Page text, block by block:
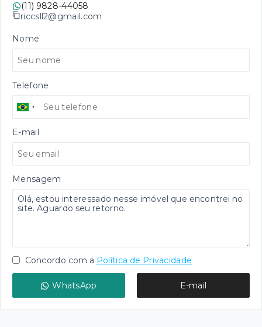
(11) 9828-44058
riccsll2@gmail.com
Nome
Telefone
E-mail
Mensagem
Concordo com a Política de Privacidade
WhatsApp E-mail